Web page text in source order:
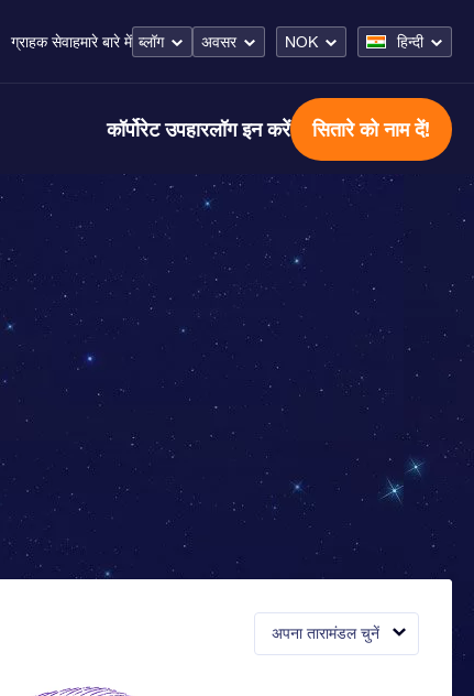
ग्राहक सेवाहमारे बारे में ब्लॉग अवसर NOK हिन्दी
कॉर्पोरेट उपहारलॉग इन करें सितारे को नाम दें!
अपना तारामंडल चुनें